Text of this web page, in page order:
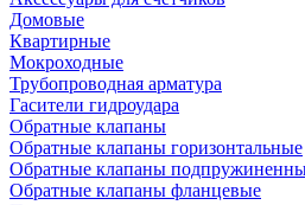
Домовые
Квартирные
Мокроходные
Трубопроводная арматура
Гасители гидроудара
Обратные клапаны
Обратные клапаны горизонтальные
Обратные клапаны
Обратные клапаны фланцевые